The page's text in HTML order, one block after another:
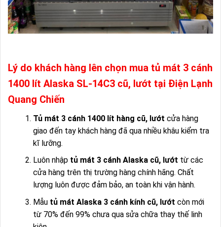
Lý do khách hàng lên chọn mua tủ mát 3 cánh
1400 lít Alaska SL-14C3 cũ, lướt tại Điện Lạnh
Quang Chiến
Tủ mát 3 cánh 1400 lít hàng cũ, lướt cửa hàng
giao đến tay khách hàng đã qua nhiều khâu kiểm tra
kĩ lưỡng.
Luôn nhập tủ mát 3 cánh Alaska cũ, lướt từ các
cửa hàng trên thị trường hàng chính hãng. Chất
lượng luôn được đảm bảo, an toàn khi vận hành.
Mẫu tủ mát Alaska 3 cánh kính cũ, lướt còn mới
từ 70% đến 99% chưa qua sửa chữa thay thế linh